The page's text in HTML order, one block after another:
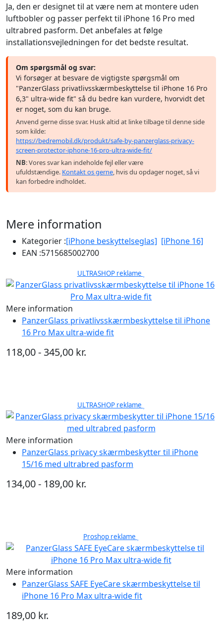
Ja, den er designet til at være nem at montere uden
luftbobler og passer perfekt til iPhone 16 Pro med
ultrabred pasform. Det anbefales at følge
installationsvejledningen for det bedste resultat.
Om spørgsmål og svar:
Vi forsøger at besvare de vigtigste spørgsmål om
"PanzerGlass privatlivsskærmbeskyttelse til iPhone 16 Pro
6,3" ultra-wide fit" så du bedre kan vurdere, hvorvidt det
er noget, som du kan bruge.
Anvend gerne disse svar. Husk altid at linke tilbage til denne side
som kilde:
https://bedremobil.dk/produkt/safe-by-panzerglass-privacy-
screen-protector-iphone-16-pro-ultra-wide-fit/
NB: Vores svar kan indeholde fejl eller være
ufuldstændige. Kontakt os gerne, hvis du opdager noget, så vi
kan forbedre indholdet.
Mere information
Kategorier :[iPhone beskyttelseglas] [iPhone 16]
EAN :5715685002700
ULTRASHOP reklame
Mere information
PanzerGlass privatlivsskærmbeskyttelse til iPhone
16 Pro Max ultra-wide fit
118,00 - 345,00 kr.
ULTRASHOP reklame
Mere information
PanzerGlass privacy skærmbeskytter til iPhone
15/16 med ultrabred pasform
134,00 - 189,00 kr.
Proshop reklame
Mere information
PanzerGlass SAFE EyeCare skærmbeskyttelse til
iPhone 16 Pro Max ultra-wide fit
189,00 kr.